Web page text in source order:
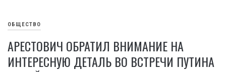
ОБЩЕСТВО
АРЕСТОВИЧ ОБРАТИЛ ВНИМАНИЕ НА
ИНТЕРЕСНУЮ ДЕТАЛЬ ВО ВСТРЕЧИ ПУТИНА